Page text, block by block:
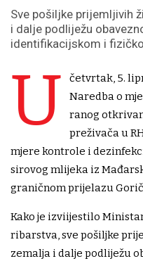
Sve pošiljke prijemljivih
i dalje podliježu
identifikacijskom i
U
četvrtak, 5.
Naredba o
ranog
preživača u
mjere kontrole i
sirovog mlijeka iz
graničnom prijelazu
Kako je izviijestilo
ribarstva, sve pošiljke
zemalja i dalje podliježu